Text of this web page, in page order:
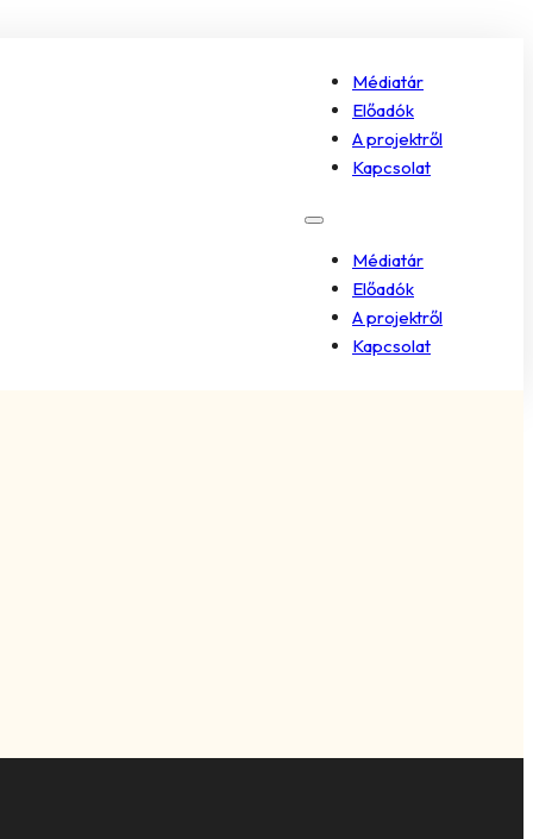
Médiatár
Előadók
A projektről
Kapcsolat
Médiatár
Előadók
A projektről
Kapcsolat